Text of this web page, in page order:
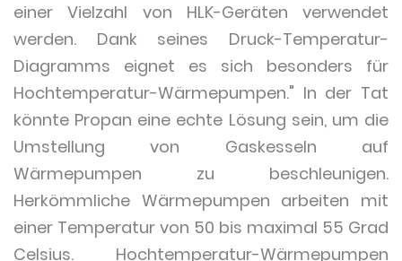
einer Vielzahl von HLK-Geräten verwendet
werden. Dank seines Druck-Temperatur-
Diagramms eignet es sich besonders für
Hochtemperatur-Wärmepumpen." In der Tat
könnte Propan eine echte Lösung sein, um die
Umstellung von Gaskesseln auf
Wärmepumpen zu beschleunigen.
Herkömmliche Wärmepumpen arbeiten mit
einer Temperatur von 50 bis maximal 55 Grad
Celsius. Hochtemperatur-Wärmepumpen